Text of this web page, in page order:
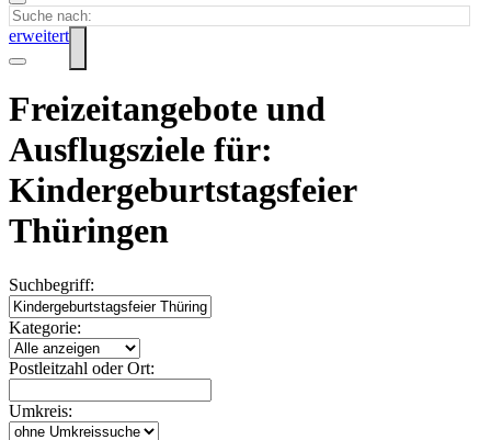
erweitert
Freizeitangebote und
Ausflugsziele für:
Kindergeburtstagsfeier
Thüringen
Suchbegriff:
Kategorie:
Postleitzahl oder Ort:
Umkreis: